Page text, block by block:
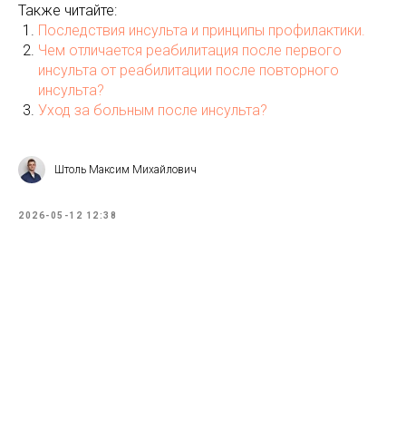
Также читайте:
Последствия инсульта и принципы профилактики.
Чем отличается реабилитация после первого
инсульта от реабилитации после повторного
инсульта?
Уход за больным после инсульта?
Штоль Максим Михайлович
2026-05-12 12:38